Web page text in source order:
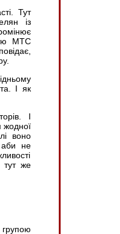
Тут
із
МТС
І як
І
жодної
воно
аби не
тут же